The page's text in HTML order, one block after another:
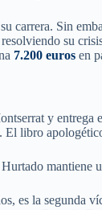
carrera. Sin
su
7.200 euros en
y entrega
El libro
mantiene
es la segunda